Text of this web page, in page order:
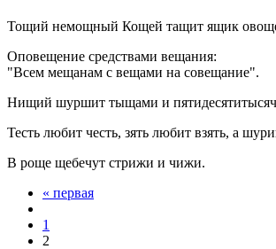
Тощий немощный Кощей тащит ящик
Оповещение средствами вещания:
"Всем мещанам с вещами на совещание".
Нищий шуршит тыщами и
Тесть любит честь, зять любит взять, а
В роще щебечут стрижи и чижи.
Страницы
« первая
1
2